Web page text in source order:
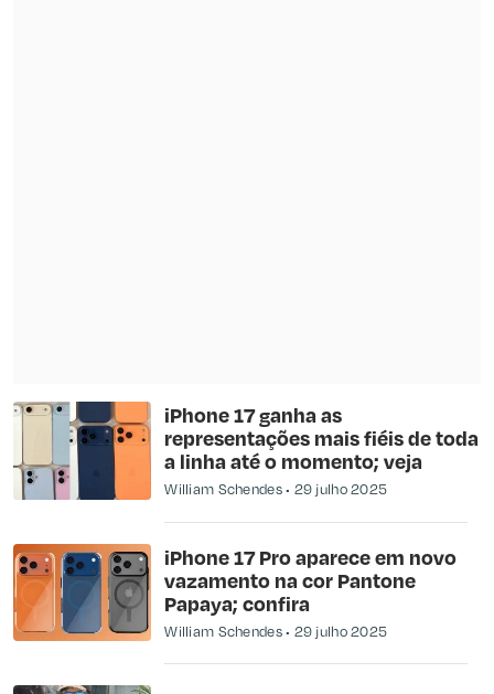
iPhone 17 ganha as
representações mais fiéis de toda
a linha até o momento; veja
William Schendes 29 julho 2025
iPhone 17 Pro aparece em novo
vazamento na cor Pantone
Papaya; confira
William Schendes 29 julho 2025